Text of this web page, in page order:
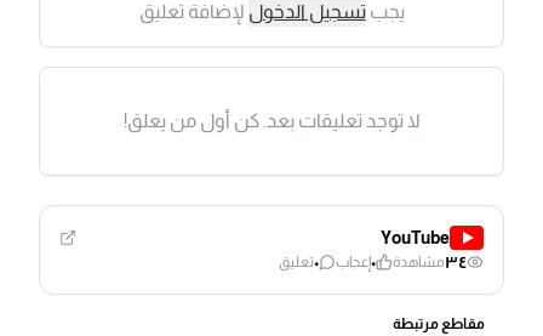
يجبتسجيل الدخول لإضافة تعليق
لا توجد تعليقات بعد. كن أول من يعلق!
YouTube
٣٤مشاهدة ٠إعجاب ٠تعليق
مقاطع مرتبطة